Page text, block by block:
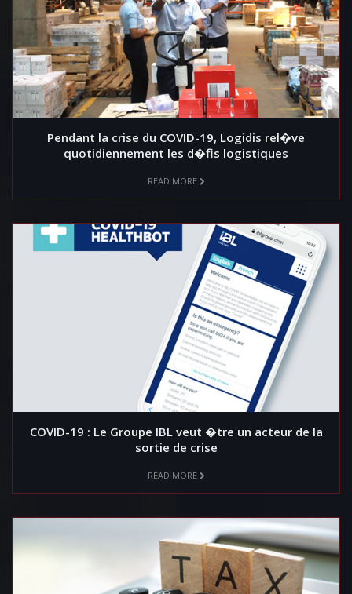
Pendant la crise du COVID-19, Logidis rel�ve
quotidiennement les d�fis logistiques
READ MORE
COVID-19 : Le Groupe IBL veut �tre un acteur de la
sortie de crise
READ MORE